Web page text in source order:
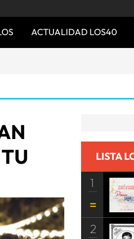
ACTUALIDAD LOS40
LISTA
1
2